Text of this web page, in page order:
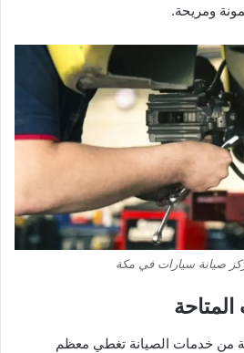
ومريحة.
صيانة سيارات في مكة
المتاحة
من خدمات الصيانة تغطي معظم